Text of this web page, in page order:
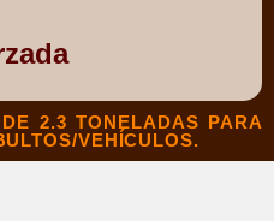
2.3 TONELADAS PARA
VEHÍCULOS.